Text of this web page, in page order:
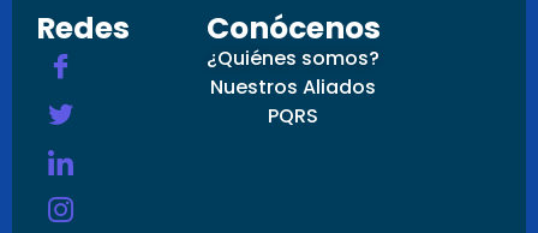
Redes Conócenos
¿Quiénes somos?
Nuestros Aliados
PQRS